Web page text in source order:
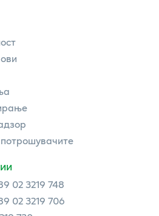
02 3219 748
02 3219 706